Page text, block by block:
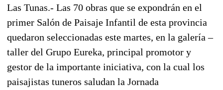
Las Tunas.- Las 70 obras que se expondrán en el
primer Salón de Paisaje Infantil de esta provincia
quedaron seleccionadas este martes, en la galería –
taller del Grupo Eureka, principal promotor y
gestor de la importante iniciativa, con la cual los
paisajistas tuneros saludan la Jornada